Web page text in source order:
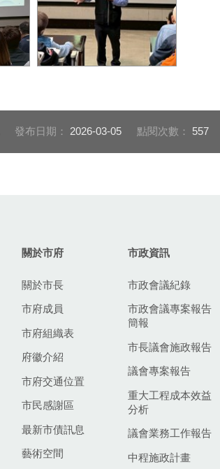
發布日期： 2026-03-05 點閱次數： 557
關於市府
關於市長
市府成員
市府組織表
府徽介紹
市府交通位置
市民感謝區
最新市債訊息
藝術空間
市政資訊
市政會議紀錄
市政會議專案報告
簡報
市長議會施政報告
議會專案報告
重大工程成本效益
分析
議會業務工作報告
中程施政計畫